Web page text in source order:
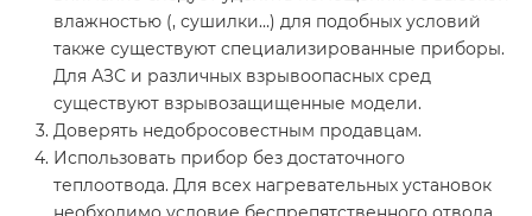
влажностью (, сушилки…) для подобных условий
также существуют специализированные приборы.
Для АЗС и различных взрывоопасных сред
существуют взрывозащищенные модели.
Доверять недобросовестным продавцам.
Использовать прибор без достаточного
теплоотвода. Для всех нагревательных установок